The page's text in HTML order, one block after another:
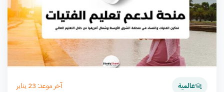
عالمية آخر موعد: 23 يناير